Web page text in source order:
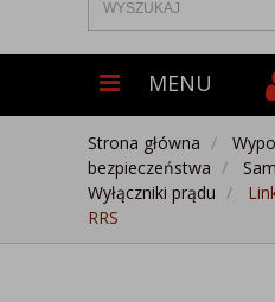
MENU
Strona główna
bezpieczeństwa
Wyłączniki prądu
RRS